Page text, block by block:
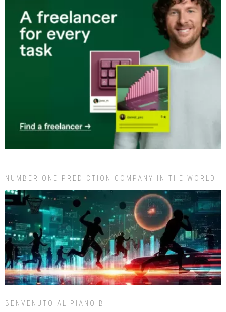
NUMBER ONE PREDICTION COMPANY IN THE WORLD
BENVENUTO AL PIANO B